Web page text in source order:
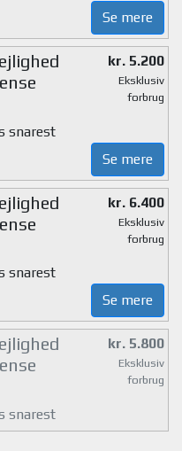
Se mere
kr. 5.200
Eksklusiv
forbrug
snarest
Se mere
kr. 6.400
Eksklusiv
forbrug
snarest
Se mere
kr. 5.800
Eksklusiv
forbrug
snarest